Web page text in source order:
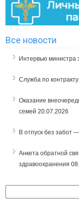
Все новости
Интервью
Служба по контракту
Оказание
семей 20.07.2026
В отпуск без забот
Анкета обратной
здравоохранения